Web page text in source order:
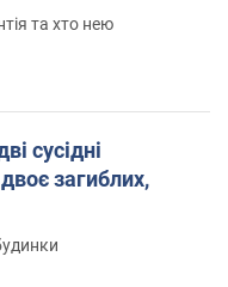
та хто нею
сусідні
загиблих,